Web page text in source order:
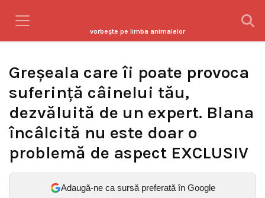
vorbeşte pe limba animalelor
Greșeala care îi poate provoca
suferință câinelui tău,
dezvăluită de un expert. Blana
încâlcită nu este doar o
problemă de aspect EXCLUSIV
Adaugă-ne ca sursă preferată în Google